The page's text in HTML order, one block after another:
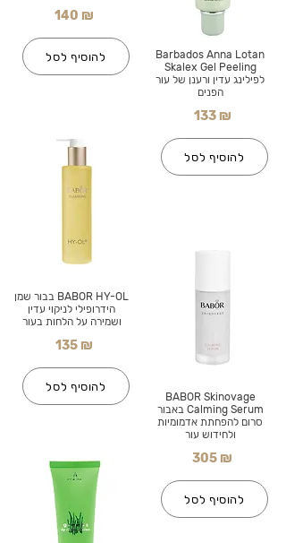
140 ₪
להוסיף לסל
BABOR HY-OL בבור שמן
הידרופילי לניקוי עדין
ושמירה על הלחות בעור
135 ₪
להוסיף לסל
Barbados Anna Lotan
Skalex Gel Peeling
לפילינג עדין ורענן של עור
הפנים
133 ₪
להוסיף לסל
BABOR Skinovage
Calming Serum באבור
סרום להפחתת אדמומיות
ולחידוש עור
305 ₪
להוסיף לסל